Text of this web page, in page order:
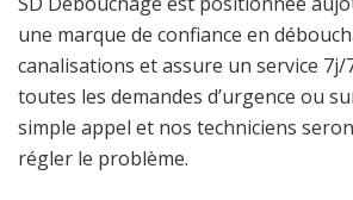
une marque de confiance en
canalisations et assure un service
toutes les demandes d’urgence ou
simple appel et nos techniciens
régler le problème.